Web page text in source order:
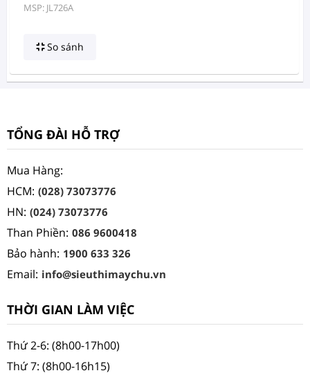
MSP: JL726A
So sánh
TỔNG ĐÀI HỖ TRỢ
Mua Hàng:
HCM: (028) 73073776
HN: (024) 73073776
Than Phiền: 086 9600418
Bảo hành: 1900 633 326
Email: info@sieuthimaychu.vn
THỜI GIAN LÀM VIỆC
Thứ 2-6: (8h00-17h00)
Thứ 7: (8h00-16h15)